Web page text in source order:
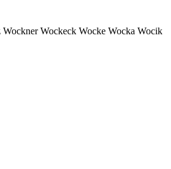
Wockeck Wocke Wocka Wocik